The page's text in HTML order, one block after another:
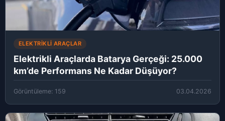
ELEKTRIKLI ARAÇLAR
Elektrikli Araçlarda Batarya Gerçeği: 25.000
km’de Performans Ne Kadar Düşüyor?
Görüntüleme: 159 03.04.2026